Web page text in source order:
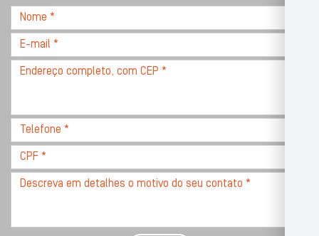
Nome
*
E-
mail
Endereço
CEP
Telefone
*
CPF
*
Descreva
com